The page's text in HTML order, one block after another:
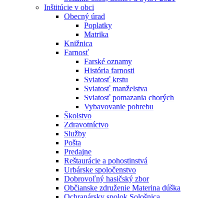
Inštitúcie v obci
Obecný úrad
Poplatky
Matrika
Knižnica
Farnosť
Farské oznamy
História farnosti
Sviatosť krstu
Sviatosť manželstva
Sviatosť pomazania chorých
Vybavovanie pohrebu
Školstvo
Zdravotníctvo
Služby
Pošta
Predajne
Reštaurácie a pohostinstvá
Urbárske spoločenstvo
Dobrovoľný hasičský zbor
Občianske združenie Materina dúška